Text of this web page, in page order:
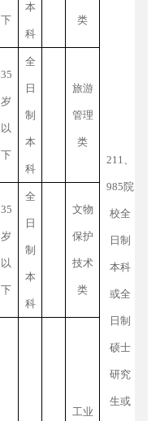
211、
985院
校全
日制
本科
或全
日制
硕士
研究
生或
下
本
科
类
35
岁
以
下
全
日
制
本
科
旅游
管理
类
35
岁
以
下
全
日
制
本
科
文物
保护
技术
类
工业